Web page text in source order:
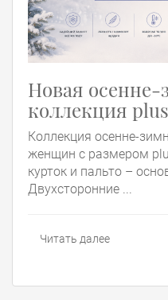
Новая
коллекция
Коллекция осенне-
женщин с размером
курток и пальто –
Двухсторонние ...
Читать далее